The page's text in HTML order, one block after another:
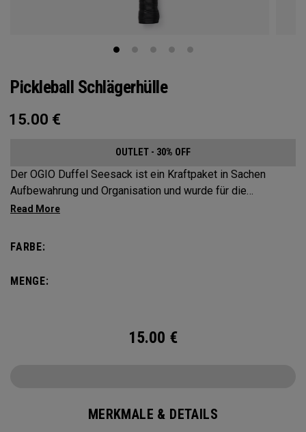
Pickleball Schlägerhülle
15.00 €
OUTLET - 30% OFF
Der OGIO Duffel Seesack ist ein Kraftpaket in Sachen
Aufbewahrung und Organisation und wurde für die
anspruchsvollsten und anspruchsvollsten Pickleballspieler
Platz für bis zu 4 Paddel, komplett mit einem eigenen
FARBE:
MENGE:
15.00 €
MERKMALE & DETAILS